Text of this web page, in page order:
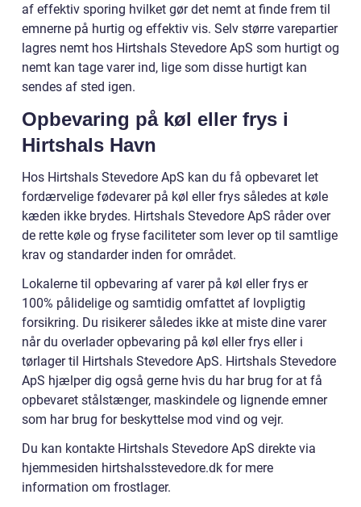
af effektiv sporing hvilket gør det nemt at finde frem til
emnerne på hurtig og effektiv vis. Selv større varepartier
lagres nemt hos Hirtshals Stevedore ApS som hurtigt og
nemt kan tage varer ind, lige som disse hurtigt kan
sendes af sted igen.
Opbevaring på køl eller frys i
Hirtshals Havn
Hos Hirtshals Stevedore ApS kan du få opbevaret let
fordærvelige fødevarer på køl eller frys således at køle
kæden ikke brydes. Hirtshals Stevedore ApS råder over
de rette køle og fryse faciliteter som lever op til samtlige
krav og standarder inden for området.
Lokalerne til opbevaring af varer på køl eller frys er
100% pålidelige og samtidig omfattet af lovpligtig
forsikring. Du risikerer således ikke at miste dine varer
når du overlader opbevaring på køl eller frys eller i
tørlager til Hirtshals Stevedore ApS. Hirtshals Stevedore
ApS hjælper dig også gerne hvis du har brug for at få
opbevaret stålstænger, maskindele og lignende emner
som har brug for beskyttelse mod vind og vejr.
Du kan kontakte Hirtshals Stevedore ApS direkte via
hjemmesiden hirtshalsstevedore.dk for mere
information om frostlager.